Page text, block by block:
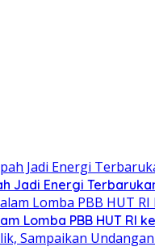
Jadi Energi
Lomba PBB HUT RI